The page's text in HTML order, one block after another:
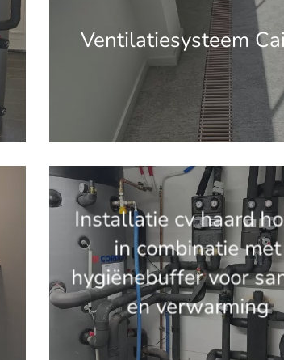
Ventilatiesysteem
'.get_the_title().'
Installatie cv haard
in combinatie met
hygiënebuffer voor
en verwarming